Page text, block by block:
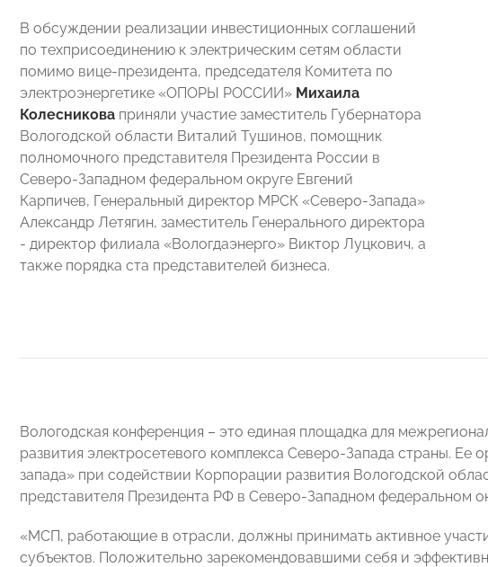
В обсуждении реализации инвестиционных соглашений
по техприсоединению к электрическим сетям области
помимо вице-президента, председателя Комитета по
электроэнергетике «ОПОРЫ РОССИИ» Михаила
Колесникова приняли участие заместитель Губернатора
Вологодской области Виталий Тушинов, помощник
полномочного представителя Президента России в
Северо-Западном федеральном округе Евгений
Карпичев, Генеральный директор МРСК «Северо-Запада»
Александр Летягин, заместитель Генерального директора
- директор филиала «Вологдаэнерго» Виктор Луцкович, а
также порядка ста представителей бизнеса.
Вологодская конференция – это единая площадка для
развития электросетевого комплекса Северо-Запада страны.
запада» при содействии Корпорации развития Вологодской
представителя Президента РФ в Северо-Западном федеральном
«МСП, работающие в отрасли, должны принимать активное
субъектов. Положительно зарекомендовавшими себя и